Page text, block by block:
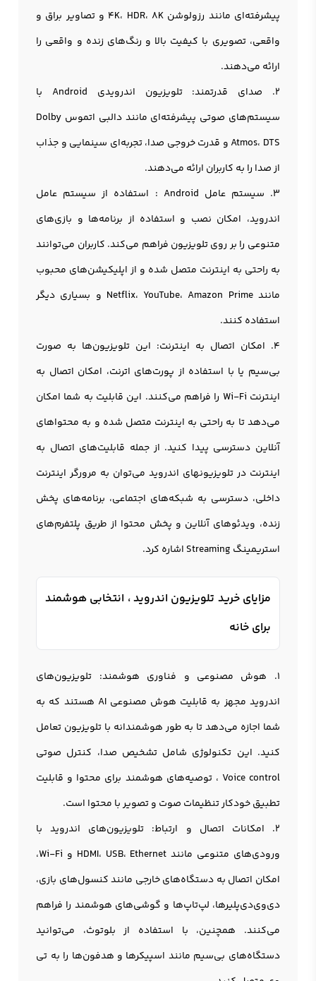
پیشرفته‌ای مانند رزولوشن 4K، HDR، 8K و تصاویر براق و
واقعی، تصویری با کیفیت بالا و رنگ‌های زنده و واقعی را
ارائه می‌دهند.
2. صدای قدرتمند: تلویزیون اندرویدی Android با
سیستم‌های صوتی پیشرفته‌ای مانند دالبی اتموس Dolby
Atmos، DTS و قدرت خروجی صدا، تجربه‌ای سینمایی و جذاب
از صدا را به کاربران ارائه می‌دهند.
3. سیستم عامل Android : استفاده از سیستم عامل
اندروید، امکان نصب و استفاده از برنامه‌ها و بازی‌های
متنوعی را بر روی تلویزیون فراهم می‌کند. کاربران می‌توانند
به راحتی به اینترنت متصل شده و از اپلیکیشن‌های محبوب
مانند Netflix، YouTube، Amazon Prime و بسیاری دیگر
استفاده کنند.
4. امکان اتصال به اینترنت: این تلویزیون‌ها به صورت
بی‌سیم یا با استفاده از پورت‌های اترنت، امکان اتصال به
اینترنت Wi-Fi را فراهم می‌کنند. این قابلیت به شما امکان
می‌دهد تا به راحتی به اینترنت متصل شده و به محتواهای
آنلاین دسترسی پیدا کنید. از جمله قابلیت‌های اتصال به
اینترنت در تلویزيونهای اندروید می‌توان به مرورگر اینترنت
داخلی، دسترسی به شبکه‌های اجتماعی، برنامه‌های پخش
زنده، ویدئوهای آنلاین و پخش محتوا از طریق پلتفرم‌های
استریمینگ Streaming اشاره کرد.
مزایای خرید تلویزیون اندروید ، انتخابی هوشمند
برای خانه
1. هوش مصنوعی و فناوری هوشمند: تلویزیون‌های
اندروید مجهز به قابلیت هوش مصنوعی AI هستند که به
شما اجازه می‌دهد تا به طور هوشمندانه با تلويزیون تعامل
کنید. این تکنولوژی شامل تشخیص صدا، کنترل صوتی
Voice control ، توصیه‌های هوشمند برای محتوا و قابلیت
تطبیق خودکار تنظیمات صوت و تصویر با محتوا است.
2. امکانات اتصال و ارتباط: تلویزیون‌های اندرويد با
ورودی‌های متنوعی مانند HDMI، USB، Ethernet و Wi-Fi،
امکان اتصال به دستگاه‌های خارجی مانند کنسول‌های بازی،
دی‌وی‌دی‌پلیرها، لپ‌تاپ‌ها و گوشی‌های هوشمند را فراهم
می‌کنند. همچنین، با استفاده از بلوتوث، می‌توانید
دستگاه‌های بی‌سیم مانند اسپیکرها و هدفون‌ها را به تی